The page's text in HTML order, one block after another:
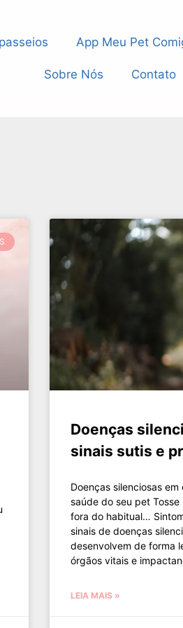
App Meu Pet
Sobre Nós Contato
Doenças
sinais sutis e
Doenças silenciosas
saúde do seu pet
fora do habitual…
sinais de doenças
desenvolvem de forma
órgãos vitais e
LEIA MAIS »